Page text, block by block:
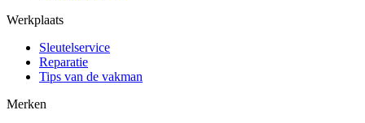
Werkplaats
Sleutelservice
Reparatie
Tips van de vakman
Merken